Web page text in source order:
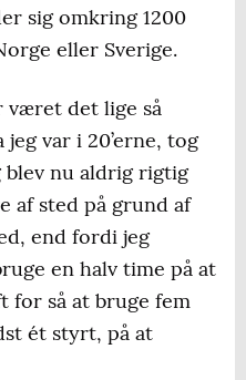
sig omkring 1200
eller Sverige.
været det lige så
var i 20’erne, tog
blev nu aldrig rigtig
af sted på grund af
end fordi jeg
en halv time på at
for så at bruge fem
ét styrt, på at